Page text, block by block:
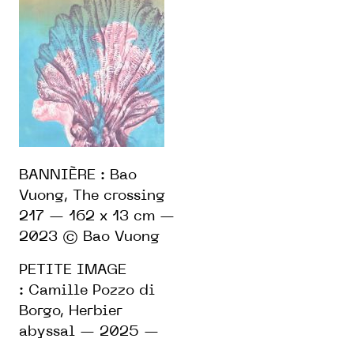
BANNIÈRE : Bao
Vuong, The crossing
217 — 162 x 13 cm —
2023 © Bao Vuong
PETITE IMAGE
: Camille Pozzo di
Borgo, Herbier
abyssal — 2025 —